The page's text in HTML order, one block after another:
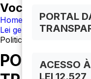
PORTAL
ACESSO
LEI 12.527
Você está
Home
Lei geral de proteção
Politica de Privacidade
PORTAL DA